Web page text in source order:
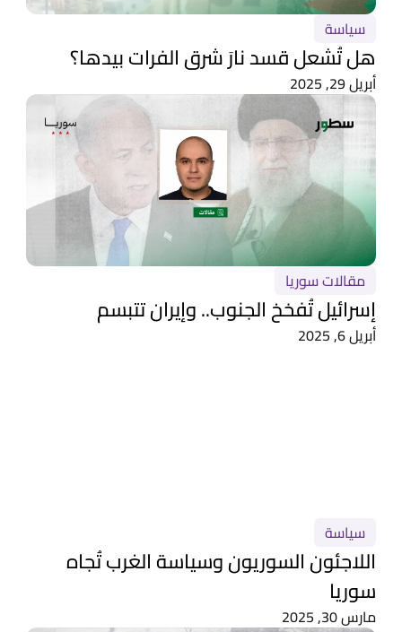
سياسة
هل تُشعل قسد نارَ شرق الفرات بيدها؟
أبريل 29, 2025
مقالات سوريا
إسرائيل تُفخخ الجنوب.. وإيران تتبسم
أبريل 6, 2025
سياسة
اللاجئون السوريون وسياسة الغرب تُجاه
سوريا
مارس 30, 2025